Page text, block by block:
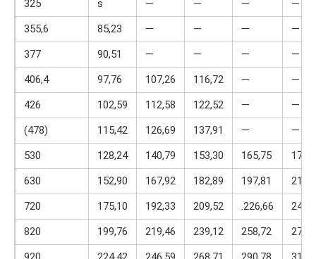
325 ѕ — — —
—
355,6
85,23 — — —
—
377
90,51 — — —
—
406,4
97,76 107,26 116,72 —
—
426
102,59 112,58 122,52 —
—
(478)
115,42 126,69 137,91 —
—
530
128,24 140,79 153,30 165,75
630
152,90 167,92 182,89 197,81
720
175,10 192,33 209,52 .226,66
820
199,76 219,46 239,12 258,72